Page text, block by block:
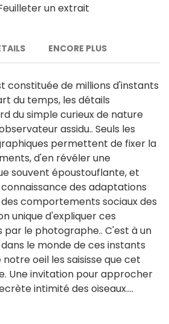
un extrait
ENCORE PLUS
constituée de millions d'instants
du temps, les détails
du simple curieux de nature
assidu.. Seuls les
permettent de fixer la
d'en révéler une
souvent époustouflante, et
des adaptations
comportements sociaux des
unique d'expliquer ces
le photographe.. C'est à un
le monde de ces instants
oeil les saisisse que cet
Une invitation pour approcher
intimité des oiseaux....